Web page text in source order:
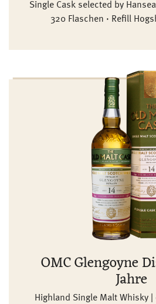
Single Cask selected by
320 Flaschen · Refill
OMC Glengoyne
Jahre
Highland Single Malt Whisky